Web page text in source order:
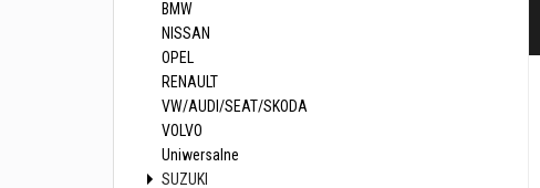
BMW
NISSAN
OPEL
RENAULT
VW/AUDI/SEAT/SKODA
VOLVO
Uniwersalne
SUZUKI